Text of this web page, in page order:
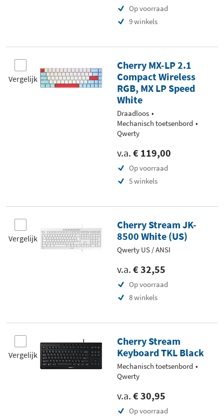
Op voorraad
9 winkels
Vergelijk
Cherry MX-LP 2.1
Compact Wireless
RGB, MX LP Speed
White
Draadloos
Mechanisch toetsenbord
Qwerty
v.a. € 119,00
Op voorraad
5 winkels
Vergelijk
Cherry Stream JK-
8500 White (US)
Qwerty US / ANSI
v.a. € 32,55
Op voorraad
8 winkels
Vergelijk
Cherry Stream
Keyboard TKL Black
Mechanisch toetsenbord
Qwerty
v.a. € 30,95
Op voorraad